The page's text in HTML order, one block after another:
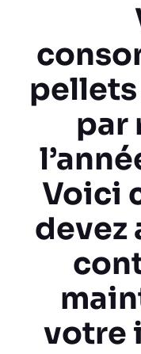
par
Voici
devez
votre